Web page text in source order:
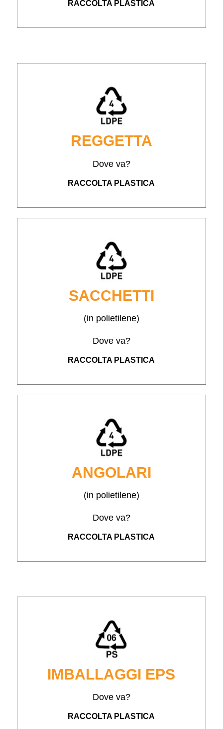
RACCOLTA PLASTICA
REGGETTA
Dove va?
RACCOLTA PLASTICA
SACCHETTI
(in polietilene)
Dove va?
RACCOLTA PLASTICA
ANGOLARI
(in polietilene)
Dove va?
RACCOLTA PLASTICA
IMBALLAGGI EPS
Dove va?
RACCOLTA PLASTICA